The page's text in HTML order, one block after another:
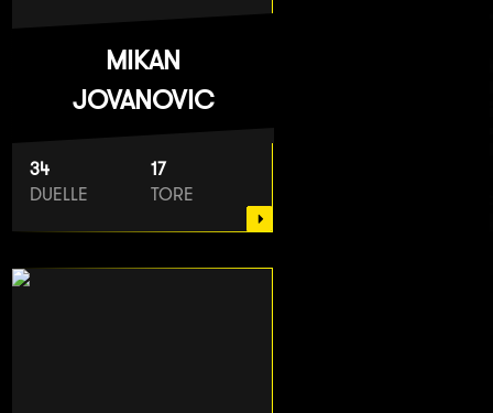
MIKAN
JOVANOVIC
34
DUELLE
17
TORE